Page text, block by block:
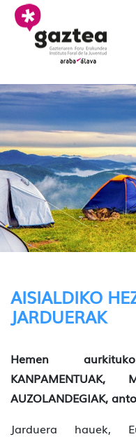
Eduki nagusira joan
AISIALDIKO
JARDUERAK
Hemen
KANPAMENTUAK,
AUZOLANDEGIAK,
Jarduera hauek,